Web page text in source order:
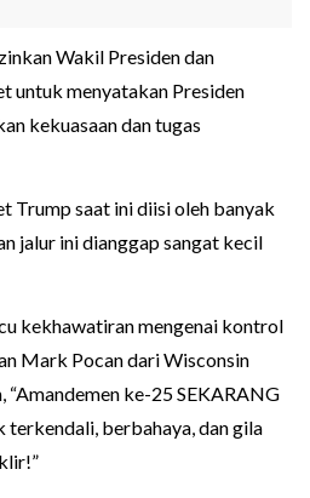
Wakil Presiden dan
untuk menyatakan Presiden
kekuasaan dan tugas
Trump saat ini diisi oleh banyak
jalur ini dianggap sangat kecil
kekhawatiran mengenai kontrol
Mark Pocan dari Wisconsin
“Amandemen ke-25 SEKARANG
berbahaya, dan gila